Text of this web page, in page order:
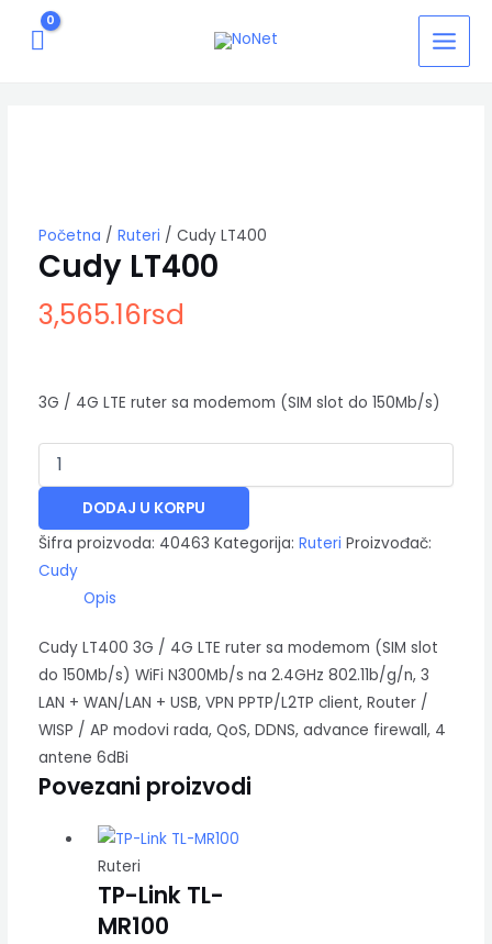
MAIN
MENU
Početna / Ruteri / Cudy LT400
Cudy LT400
3,565.16rsd
3G / 4G LTE ruter sa modemom (SIM slot do 150Mb/s)
DODAJ U KORPU
Šifra proizvoda: 40463 Kategorija: Ruteri Proizvođač:
Cudy
Opis
Cudy LT400 3G / 4G LTE ruter sa modemom (SIM slot
do 150Mb/s) WiFi N300Mb/s na 2.4GHz 802.11b/g/n, 3
LAN + WAN/LAN + USB, VPN PPTP/L2TP client, Router /
WISP / AP modovi rada, QoS, DDNS, advance firewall, 4
antene 6dBi
Povezani proizvodi
Ruteri
TP-Link TL-
MR100